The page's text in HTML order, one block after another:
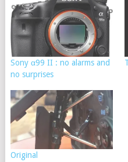
Sony α99 II : no alarms and
no surprises
Original